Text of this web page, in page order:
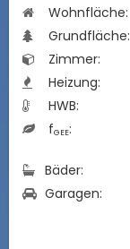
Wohnfläche:
Grundfläche:
Zimmer:
Heizung:
HWB:
fGEE:
Bäder:
Garagen: